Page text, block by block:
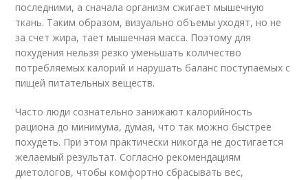
последними, а сначала организм сжигает мышечную
ткань. Таким образом, визуально объемы уходят, но не
за счет жира, тает мышечная масса. Поэтому для
похудения нельзя резко уменьшать количество
потребляемых калорий и нарушать баланс поступаемых с
пищей питательных веществ.
Часто люди сознательно занижают калорийность
рациона до минимума, думая, что так можно быстрее
похудеть. При этом практически никогда не достигается
желаемый результат. Согласно рекомендациям
диетологов, чтобы комфортно сбрасывать вес,